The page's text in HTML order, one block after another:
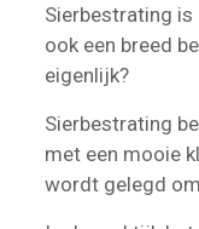
Sierbestrating is
ook een breed
eigenlijk?
Sierbestrating
met een mooie
wordt gelegd